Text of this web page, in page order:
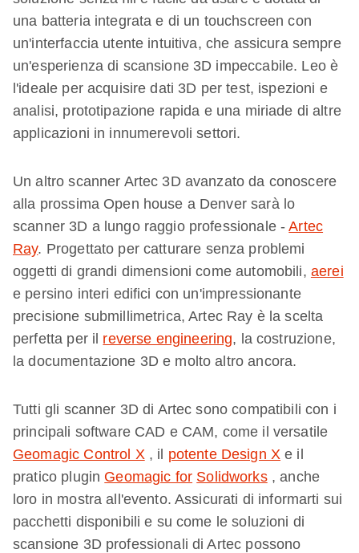
una batteria integrata e di un touchscreen con
un'interfaccia utente intuitiva, che assicura sempre
un'esperienza di scansione 3D impeccabile. Leo è
l'ideale per acquisire dati 3D per test, ispezioni e
analisi, prototipazione rapida e una miriade di altre
applicazioni in innumerevoli settori.
Un altro scanner Artec 3D avanzato da conoscere
alla prossima Open house a Denver sarà lo
scanner 3D a lungo raggio professionale -Artec
Ray. Progettato per catturare senza problemi
oggetti di grandi dimensioni come automobili, aerei
e persino interi edifici con un'impressionante
precisione submillimetrica, Artec Ray è la scelta
perfetta per il reverse engineering, la costruzione,
la documentazione 3D e molto altro ancora.
Tutti gli scanner 3D di Artec sono compatibili con i
principali software CAD e CAM, come il versatile
Geomagic Control X, il potente Design X e il
pratico plugin Geomagic for Solidworks, anche
loro in mostra all'evento. Assicurati di informarti sui
pacchetti disponibili e su come le soluzioni di
scansione 3D professionali di Artec possono